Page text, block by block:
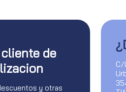
de
y otras
C/